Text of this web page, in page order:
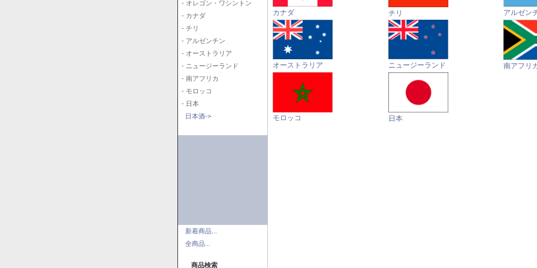
- オレゴン・ワシントン
- カナダ
- チリ
- アルゼンチン
- オーストラリア
- ニュージーランド
- 南アフリカ
- モロッコ
- 日本
日本酒->
新着商品...
全商品...
商品検索
カナダ チリ アルゼン
オーストラリア ニュージーランド 南アフリ
モロッコ 日本